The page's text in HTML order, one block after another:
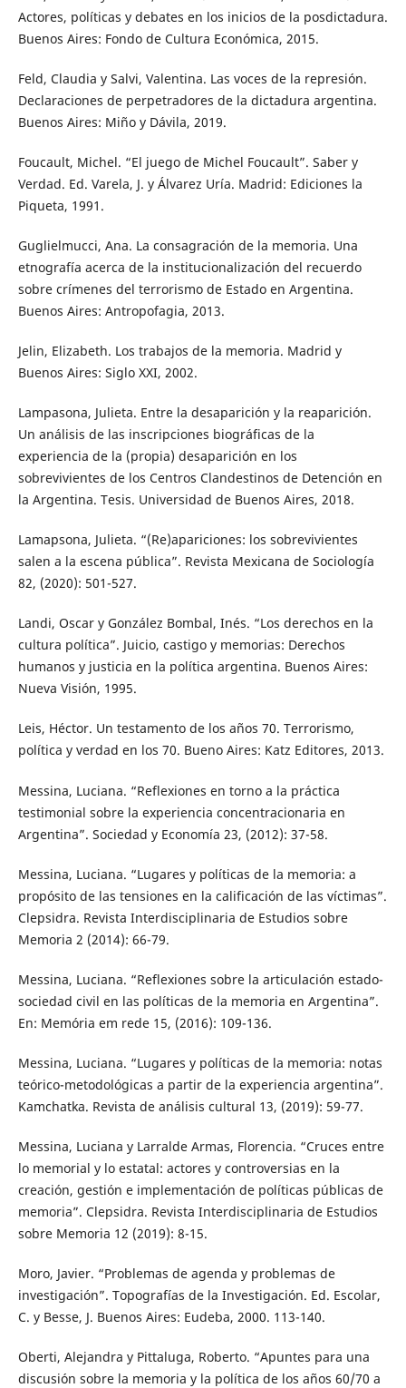
Actores, políticas y debates en los inicios de la posdictadura.
Buenos Aires: Fondo de Cultura Económica, 2015.
Feld, Claudia y Salvi, Valentina. Las voces de la represión.
Declaraciones de perpetradores de la dictadura argentina.
Buenos Aires: Miño y Dávila, 2019.
Foucault, Michel. “El juego de Michel Foucault”. Saber y
Verdad. Ed. Varela, J. y Álvarez Uría. Madrid: Ediciones la
Piqueta, 1991.
Guglielmucci, Ana. La consagración de la memoria. Una
etnografía acerca de la institucionalización del recuerdo
sobre crímenes del terrorismo de Estado en Argentina.
Buenos Aires: Antropofagia, 2013.
Jelin, Elizabeth. Los trabajos de la memoria. Madrid y
Buenos Aires: Siglo XXI, 2002.
Lampasona, Julieta. Entre la desaparición y la reaparición.
Un análisis de las inscripciones biográficas de la
experiencia de la (propia) desaparición en los
sobrevivientes de los Centros Clandestinos de Detención en
la Argentina. Tesis. Universidad de Buenos Aires, 2018.
Lamapsona, Julieta. “(Re)apariciones: los sobrevivientes
salen a la escena pública”. Revista Mexicana de Sociología
82, (2020): 501-527.
Landi, Oscar y González Bombal, Inés. “Los derechos en la
cultura política”. Juicio, castigo y memorias: Derechos
humanos y justicia en la política argentina. Buenos Aires:
Nueva Visión, 1995.
Leis, Héctor. Un testamento de los años 70. Terrorismo,
política y verdad en los 70. Bueno Aires: Katz Editores, 2013.
Messina, Luciana. “Reflexiones en torno a la práctica
testimonial sobre la experiencia concentracionaria en
Argentina”. Sociedad y Economía 23, (2012): 37-58.
Messina, Luciana. “Lugares y políticas de la memoria: a
propósito de las tensiones en la calificación de las víctimas”.
Clepsidra. Revista Interdisciplinaria de Estudios sobre
Memoria 2 (2014): 66-79.
Messina, Luciana. “Reflexiones sobre la articulación estado-
sociedad civil en las políticas de la memoria en Argentina”.
En: Memória em rede 15, (2016): 109-136.
Messina, Luciana. “Lugares y políticas de la memoria: notas
teórico-metodológicas a partir de la experiencia argentina”.
Kamchatka. Revista de análisis cultural 13, (2019): 59-77.
Messina, Luciana y Larralde Armas, Florencia. “Cruces entre
lo memorial y lo estatal: actores y controversias en la
creación, gestión e implementación de políticas públicas de
memoria”. Clepsidra. Revista Interdisciplinaria de Estudios
sobre Memoria 12 (2019): 8-15.
Moro, Javier. “Problemas de agenda y problemas de
investigación”. Topografías de la Investigación. Ed. Escolar,
C. y Besse, J. Buenos Aires: Eudeba, 2000. 113-140.
Oberti, Alejandra y Pittaluga, Roberto. “Apuntes para una
discusión sobre la memoria y la política de los años 60/70 a